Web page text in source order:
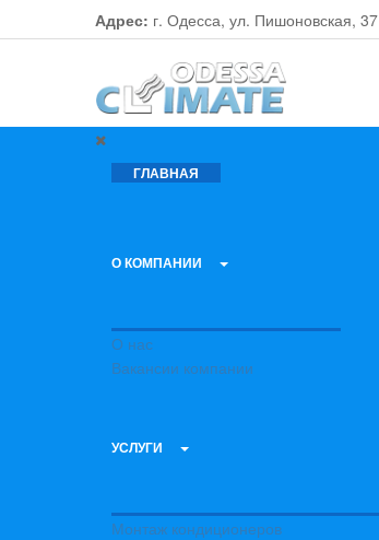
Адрес: г. Одесса, ул. Пишоновская, 37
ГЛАВНАЯ
О КОМПАНИИ
О нас
Вакансии компании
УСЛУГИ
Монтаж кондиционеров